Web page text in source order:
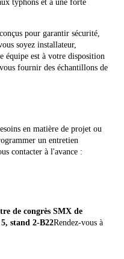
typhons et à une forte
pour garantir sécurité,
soyez installateur,
équipe est à votre disposition
fournir des échantillons de
en matière de projet ou
un entretien
contacter à l'avance :
de congrès SMX de
stand 2-B22Rendez-vous à